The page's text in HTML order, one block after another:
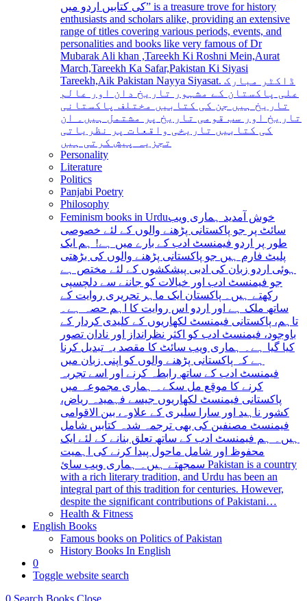
کی کتابیں اردو میں” is a treasure trove for history
enthusiasts and scholars alike, providing an extensive
range of titles covering various periods, events, and
personalities and books like very famous of Dr
Mubarak Ali khan ,Tareekh Ki Roshni Mein,Aurat
March,Tareekh Ka Safar,Pakistan Ki Siyasi
Tareekh,Aik Pakistan Nayya Siyasat. ڈاکٹر مبارک
علی پاکستان کے مشہور تاریخ دان اور عالم
تاریخ ہیں جن کی کتابیں مختلف پاکستانی
تاریخ اور سب قومی تاریخ پر مشتمل ہیں۔ ان
کی کتابیں تاریخی واقعات پر نظریاتی
تجزیہ پیش کرتی ہیں
Personality
Literature
Politics
Panjabi Poetry
Philosophy
Feminism books in Urduخوش آمدید ہماری ویب
سائٹ پر جو پاکستانی پڑھنے والوں کے لئے خصوصی
طور پر اردو فیمنسٹ ادب کے بارے میں ہے! ہم ایک
پلیٹ فارم ہیں جو پاکستانی پڑھنے والوں کی بڑھتی
ہوئی اردو زبان کی ادبی پیشکشوں کے لئے مختص ہے
جو فیمنسٹ ادب اور خیالات کو جاننے سے دلچسپی
رکھتے ہیں۔ پاکستان ایک ماہر تحریری روایت کے
ساتھ ملک ہے اور اردو اس روایت کا اہم حصہ ہے۔
تاہم، پاکستانی فیمنسٹ لکھاریوں کے کلیدی کردار کے
باوجود، فیمنسٹ ادب کو اکثر نظرانداز اور نادان تصور
کیا گیا ہے۔ ہماری ویب سائٹ کا مقصد یہ تبدیل کرنا
ہے کہ پاکستانی پڑھنے والوں کو اپنی زبان میں
فیمنسٹ ادب کے ساتھ رابطہ کرنے اور اسے تجربہ
کرنے کا موقع مل سکے۔ ہماری مجموعہ میں
پاکستانی فیمنسٹ لکھاریوں جیسے فہمیدہ ریاض،
کشور ناہید اور سارا سلیری کے علاوہ، بین الاقوامی
فیمنسٹ مصنفین کی بھی ترجمہ شدہ کتابیں شامل
ہیں۔ ہم فیمنسٹ ادب کے ساتھ تعلق بنانے کے لئے ایک
محفوظ اور شامل ماحول پیدا کرنے کی اہمیت
سمجھتے ہیں۔ ہماری ویب سائ Pakistan is a country
with a rich literary tradition, and Urdu has been an
integral part of this tradition for centuries. However,
despite the significant contributions of Pakistani…
Health & Fitness
English Books
Famous books on Politics of Pakistan
History Books In English
0
Toggle website search
0 Search Books Close